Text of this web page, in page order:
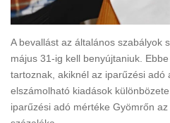
A bevallást az általános szabályok
május 31-ig kell benyújtaniuk.
tartoznak, akiknél az iparűzési adó
elszámolható kiadások
iparűzési adó mértéke Gyömrőn